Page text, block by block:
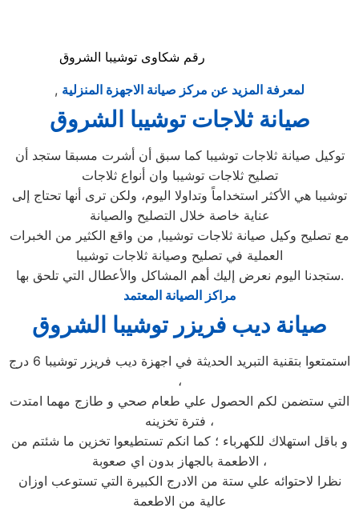
رقم شكاوى توشيبا الشروق
, لمعرفة المزيد عن مركز صيانة الاجهزة المنزلية
صيانة ثلاجات توشيبا الشروق
توكيل صيانة ثلاجات توشيبا كما سبق أن أشرت مسبقا ستجد أن
تصليح ثلاجات توشيبا وان أنواع ثلاجات
توشيبا هي الأكثر استخداماً وتداولا اليوم، ولكن ترى أنها تحتاج إلى
عناية خاصة خلال التصليح والصيانة
مع تصليح وكيل صيانة ثلاجات توشيبا, من واقع الكثير من الخبرات
العملية في تصليح وصيانة ثلاجات توشيبا
ستجدنا اليوم نعرض إليك أهم المشاكل والأعطال التي تلحق بها.
مراكز الصيانة المعتمد
صيانة ديب فريزر توشيبا الشروق
استمتعوا بتقنية التبريد الحديثة في اجهزة ديب فريزر توشيبا 6 درج
،
التي ستضمن لكم الحصول علي طعام صحي و طازج مهما امتدت
فترة تخزينه ،
و باقل استهلاك للكهرباء ؛ كما انكم تستطيعوا تخزين ما شئتم من
الاطعمة بالجهاز بدون اي صعوبة ،
نظرا لاحتوائه علي ستة من الادرج الكبيرة التي تستوعب اوزان
عالية من الاطعمة